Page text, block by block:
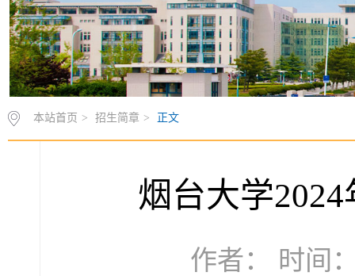
本站首页 > 招生简章 > 正文
烟台大学
作者： 时间